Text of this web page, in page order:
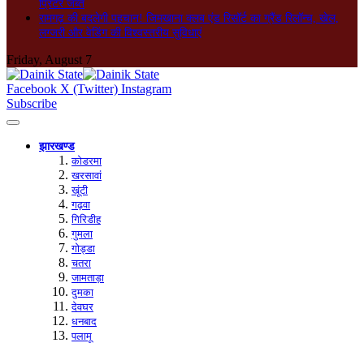
प्रिंटर जब्त
रामगढ़ की बदलेगी पहचान! जिमखाना क्लब एंड रिसॉर्ट का ग्रैंड रिलॉन्च, खेल,
लग्जरी और वेडिंग की विश्वस्तरीय सुविधाएं
Friday, August 7
Facebook X (Twitter) Instagram
Subscribe
झारखण्ड
कोडरमा
खरसावां
खूंटी
गढ़वा
गिरिडीह
गुमला
गोड्डा
चतरा
जामताड़ा
दुमका
देवघर
धनबाद
पलामू